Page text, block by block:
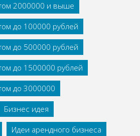
2000000 и выше
до 100000 рублей
до 500000 рублей
до 1500000 рублей
до 3000000
Бизнес идея
Идеи арендного бизнеса